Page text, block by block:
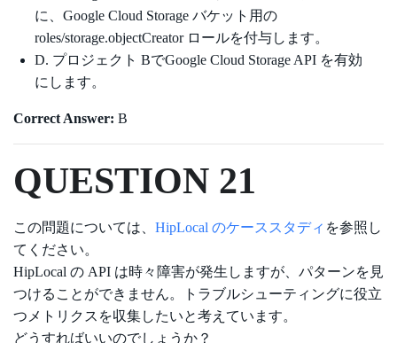
に、Google Cloud Storage バケット用の
roles/storage.objectCreator ロールを付与します。
D. プロジェクト BでGoogle Cloud Storage API を有効
にします。
Correct Answer: B
QUESTION 21
この問題については、 HipLocal のケーススタディ を参照し
てください。
HipLocal の API は時々障害が発生しますが、パターンを見
つけることができません。トラブルシューティングに役立
つメトリクスを収集したいと考えています。
どうすればいいのでしょうか？